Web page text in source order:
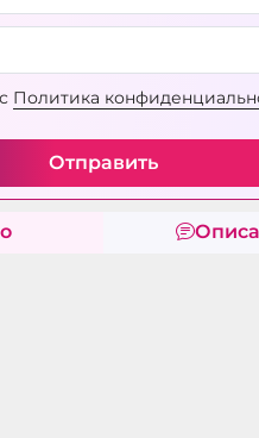
Политика
Отправить